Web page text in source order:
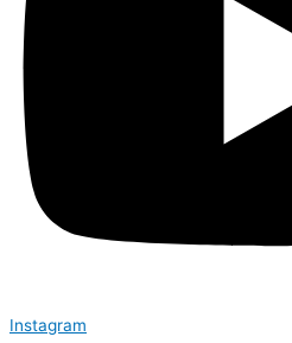
Instagram